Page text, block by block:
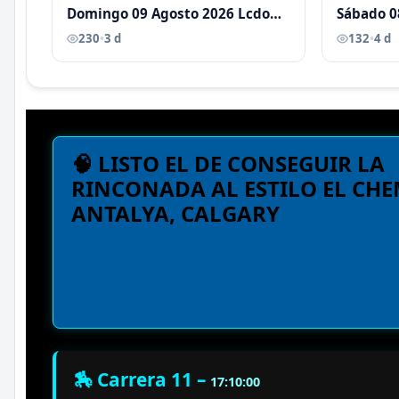
Domingo 09 Agosto 2026 Lcdo
Antoni Castellano
230•3 d
Sábado
Antoni
132•4 d
🧠 LISTO EL DE CONSEGUIR LA
RINCONADA AL ESTILO EL
ANTALYA, CALGARY
🏇 Carrera 11 – 17:10:00